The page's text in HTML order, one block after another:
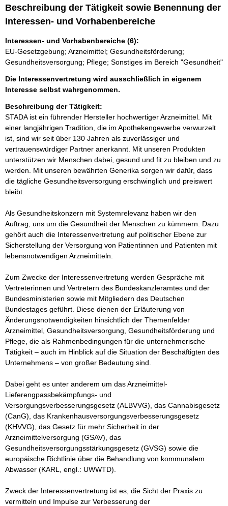
Beschreibung der Tätigkeit sowie Benennung der
Interessen- und Vorhabenbereiche
Interessen- und Vorhabenbereiche (6):
EU-Gesetzgebung; Arzneimittel; Gesundheitsförderung;
Gesundheitsversorgung; Pflege; Sonstiges im Bereich "Gesundheit"
Die Interessenvertretung wird ausschließlich in eigenem
Interesse selbst wahrgenommen.
Beschreibung der Tätigkeit:
STADA ist ein führender Hersteller hochwertiger Arzneimittel. Mit
einer langjährigen Tradition, die im Apothekengewerbe verwurzelt
ist, sind wir seit über 130 Jahren als zuverlässiger und
vertrauenswürdiger Partner anerkannt. Mit unseren Produkten
unterstützen wir Menschen dabei, gesund und fit zu bleiben und zu
werden. Mit unseren bewährten Generika sorgen wir dafür, dass
die tägliche Gesundheitsversorgung erschwinglich und preiswert
bleibt.
Als Gesundheitskonzern mit Systemrelevanz haben wir den
Auftrag, uns um die Gesundheit der Menschen zu kümmern. Dazu
gehört auch die Interessenvertretung auf politischer Ebene zur
Sicherstellung der Versorgung von Patientinnen und Patienten mit
lebensnotwendigen Arzneimitteln.
Zum Zwecke der Interessenvertretung werden Gespräche mit
Vertreterinnen und Vertretern des Bundeskanzleramtes und der
Bundesministerien sowie mit Mitgliedern des Deutschen
Bundestages geführt. Diese dienen der Erläuterung von
Änderungsnotwendigkeiten hinsichtlich der Themenfelder
Arzneimittel, Gesundheitsversorgung, Gesundheitsförderung und
Pflege, die als Rahmenbedingungen für die unternehmerische
Tätigkeit – auch im Hinblick auf die Situation der Beschäftigten des
Unternehmens – von großer Bedeutung sind.
Dabei geht es unter anderem um das Arzneimittel-
Lieferengpassbekämpfungs- und
Versorgungsverbesserungsgesetz (ALBVVG), das Cannabisgesetz
(CanG), das Krankenhausversorgungsverbesserungsgesetz
(KHVVG), das Gesetz für mehr Sicherheit in der
Arzneimittelversorgung (GSAV), das
Gesundheitsversorgungsstärkungsgesetz (GVSG) sowie die
europäische Richtlinie über die Behandlung von kommunalem
Abwasser (KARL, engl.: UWWTD).
Zweck der Interessenvertretung ist es, die Sicht der Praxis zu
vermitteln und Impulse zur Verbesserung der